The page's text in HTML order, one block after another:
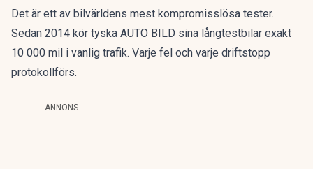
Det är ett av bilvärldens mest kompromisslösa tester.
Sedan 2014 kör tyska AUTO BILD sina långtestbilar exakt
10 000 mil i vanlig trafik. Varje fel och varje driftstopp
protokollförs.
ANNONS